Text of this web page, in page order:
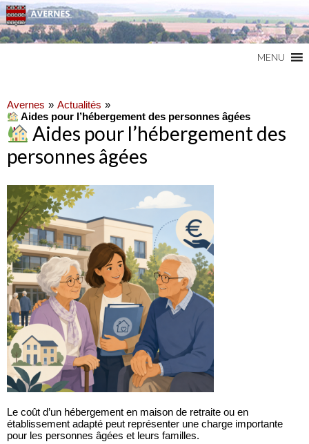
MENU
Avernes
Actualités
Aides pour l’hébergement des personnes âgées
Aides pour l’hébergement des
personnes âgées
Le coût d’un hébergement en maison de retraite ou en
établissement adapté peut représenter une charge importante
pour les personnes âgées et leurs familles.